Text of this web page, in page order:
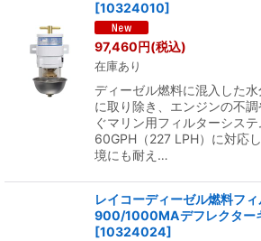
[10324010]
97,460円(税込)
在庫あり
ディーゼル燃料に混入した
に取り除き、エンジンの不
ぐマリン用フィルターシス
60GPH（227 LPH）に対応
境にも耐え…
レイコーディーゼル燃料フ
900/1000MAデフレクター
[10324024]